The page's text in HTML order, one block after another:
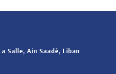
Salle, Ain Saadé, Liban